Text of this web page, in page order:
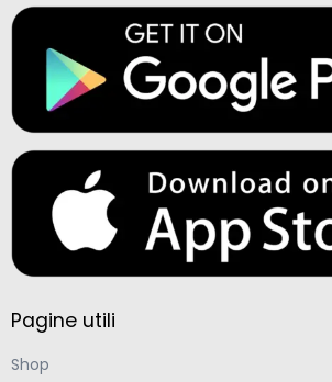
Pagine utili
Shop